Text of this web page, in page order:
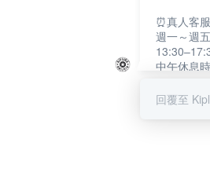
⏰真人客
週一～週
中午休息
提醒您：
回覆至